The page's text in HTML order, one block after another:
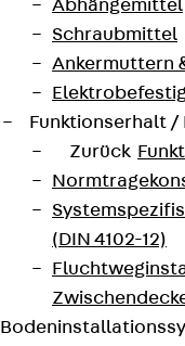
Abhängemittel
Schraubmittel
Ankermuttern
Funktionserhalt
Zurück
(DIN 4102-12)